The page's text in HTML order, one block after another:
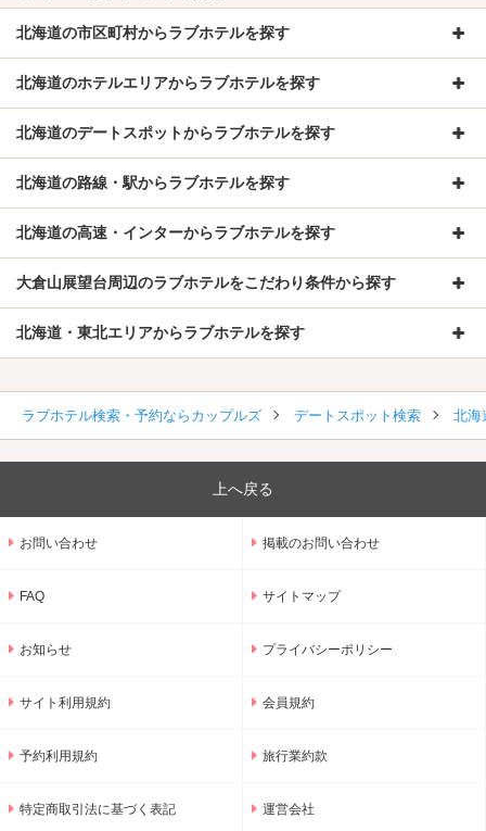
北海道の市区町村からラブホテルを探す
北海道のホテルエリアからラブホテルを探す
北海道のデートスポットからラブホテルを探す
北海道の路線・駅からラブホテルを探す
北海道の高速・インターからラブホテルを探す
大倉山展望台周辺のラブホテルをこだわり条件から探す
北海道・東北エリアからラブホテルを探す
ラブホテル検索・予約ならカップルズ デートスポット検索 北海
上へ戻る
お問い合わせ 掲載のお問い合わせ
FAQ サイトマップ
お知らせ プライバシーポリシー
サイト利用規約 会員規約
予約利用規約 旅行業約款
特定商取引法に基づく表記 運営会社